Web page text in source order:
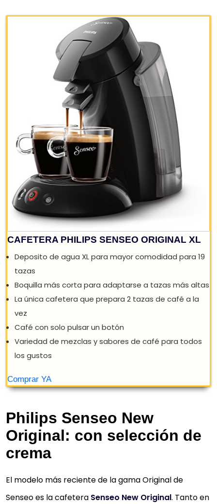
Philips Senseo New
Original: con selección de
crema
El modelo más reciente de la gama Original de
Senseo es la cafetera Senseo New Original. Tanto en